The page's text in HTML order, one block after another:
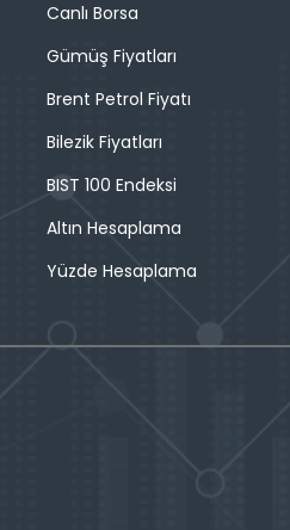
Canlı Borsa
Gümüş Fiyatları
Brent Petrol Fiyatı
Bilezik Fiyatları
BIST 100 Endeksi
Altın Hesaplama
Yüzde Hesaplama